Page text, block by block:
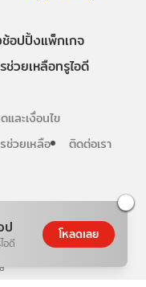
ป
อดี
โหลดเลย
ช้อปปิ้งแพ็กเกจ
ช่วยเหลือทรูไอดี
และเงื่อนไข
ช่วยเหลือ ติดต่อเรา